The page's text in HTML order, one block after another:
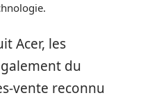
Acer, les
du
vente reconnu